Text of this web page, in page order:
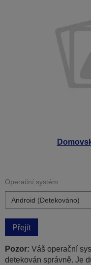
Operační systém:
Přejít
Pozor: Váš operační
detekován správně. Je